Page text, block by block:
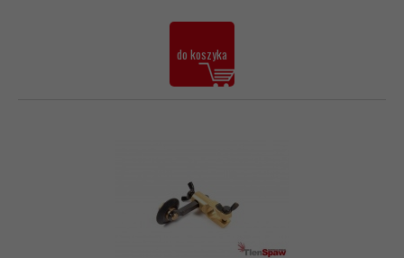
do koszyka